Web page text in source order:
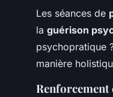
Les séances de
la guérison
psychopratique
manière
Renforcement